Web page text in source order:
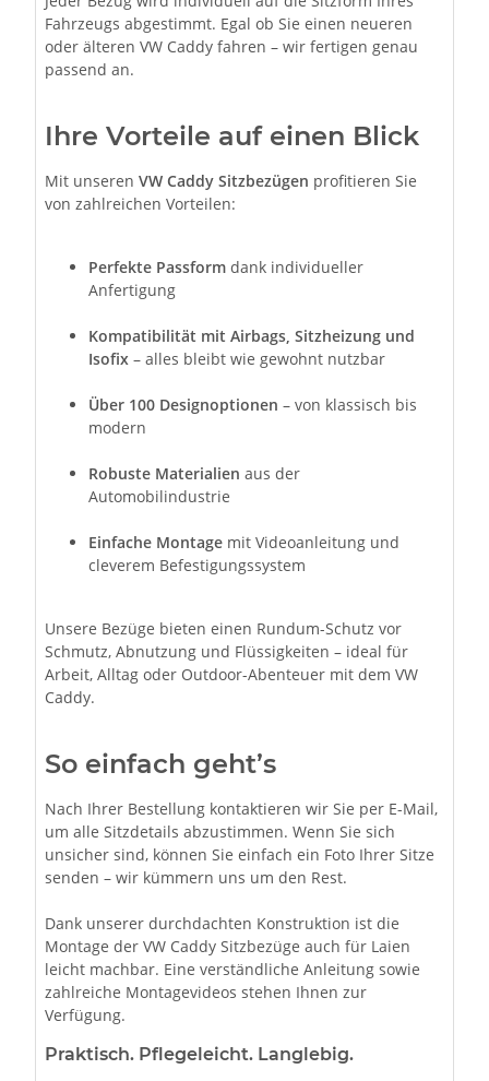
Fahrzeugs abgestimmt. Egal ob Sie einen neueren
oder älteren VW Caddy fahren – wir fertigen genau
passend an.
Ihre Vorteile auf einen Blick
Mit unseren VW Caddy Sitzbezügen profitieren Sie
von zahlreichen Vorteilen:
Perfekte Passform dank individueller
Anfertigung
Kompatibilität mit Airbags, Sitzheizung und
Isofix – alles bleibt wie gewohnt nutzbar
Über 100 Designoptionen – von klassisch bis
modern
Robuste Materialien aus der
Automobilindustrie
Einfache Montage mit Videoanleitung und
cleverem Befestigungssystem
Unsere Bezüge bieten einen Rundum-Schutz vor
Schmutz, Abnutzung und Flüssigkeiten – ideal für
Arbeit, Alltag oder Outdoor-Abenteuer mit dem VW
Caddy.
So einfach geht’s
Nach Ihrer Bestellung kontaktieren wir Sie per E-Mail,
um alle Sitzdetails abzustimmen. Wenn Sie sich
unsicher sind, können Sie einfach ein Foto Ihrer Sitze
senden – wir kümmern uns um den Rest.
Dank unserer durchdachten Konstruktion ist die
Montage der VW Caddy Sitzbezüge auch für Laien
leicht machbar. Eine verständliche Anleitung sowie
zahlreiche Montagevideos stehen Ihnen zur
Verfügung.
Praktisch. Pflegeleicht. Langlebig.